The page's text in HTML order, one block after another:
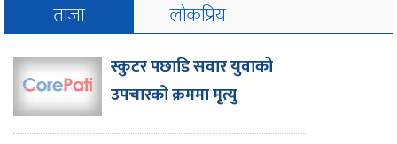
ताजा लोकप्रिय
स्कुटर पछाडि सवार युवाको
उपचारको क्रममा मृत्यु